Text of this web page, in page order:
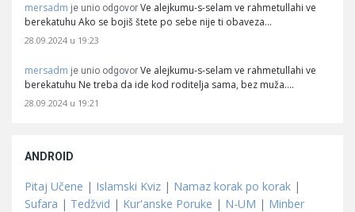
mersadm je unio odgovor Ve alejkumu-s-selam ve rahmetullahi ve
berekatuhu Ako se bojiš štete po sebe nije ti obaveza…
28.09.2024 u 19:23
mersadm je unio odgovor Ve alejkumu-s-selam ve rahmetullahi ve
berekatuhu Ne treba da ide kod roditelja sama, bez muža.…
28.09.2024 u 19:21
ANDROID
Pitaj Učene | Islamski Kviz | Namaz korak po korak |
Sufara | Tedžvid | Kur'anske Poruke | N-UM | Minber